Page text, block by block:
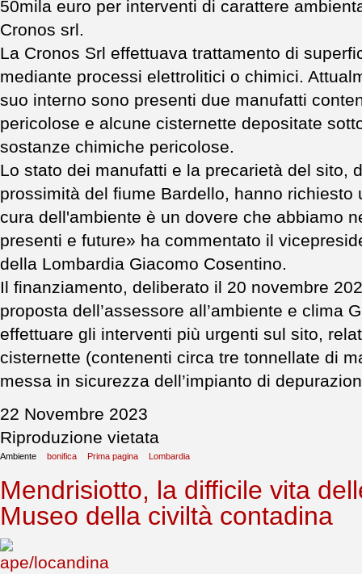
50mila euro per interventi di carattere
Cronos srl.
La Cronos Srl effettuava trattamento di
mediante processi elettrolitici o chimici.
suo interno sono presenti due manufatti
pericolose e alcune cisternette depositate
sostanze chimiche pericolose.
Lo stato dei manufatti e la precarietà del sito,
prossimità del fiume Bardello, hanno richiesto
cura dell'ambiente è un dovere che abbiamo
presenti e future» ha commentato il
della Lombardia Giacomo Cosentino.
Il finanziamento, deliberato il 20 novembre
proposta dell’assessore all’ambiente e clima
effettuare gli interventi più urgenti sul sito,
cisternette (contenenti circa tre tonnellate di
messa in sicurezza dell’impianto di
22 Novembre 2023
Riproduzione vietata
Ambiente bonifica Prima pagina Lombardia
Mendrisiotto, la difficile vita
Museo della civiltà contadina